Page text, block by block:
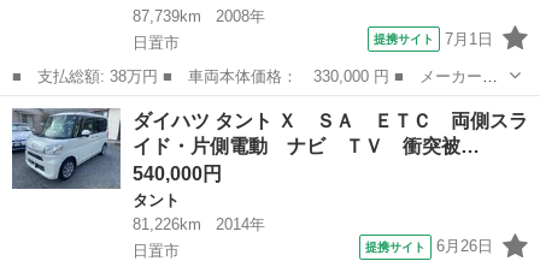
87,739km
2008年
日置市
提携サイト 7月1日
■ 支払総額: 38万円 ■ 車両本体価格： 330,000 円 ■ メーカー
名： ダイハツ ■ 車種名： タント ■ グレード名： Ｘ １年保
証 福祉車両 スローパー ■ 排気量： 660cc ■ ドア枚数： 5D
■ ...
鹿児島 日置市 タント
ダイハツ タント Ｘ ＳＡ ＥＴＣ 両側スラ
イド・片側電動 ナビ ＴＶ 衝突被…
540,000円
タント
81,226km
2014年
日置市
提携サイト 6月26日